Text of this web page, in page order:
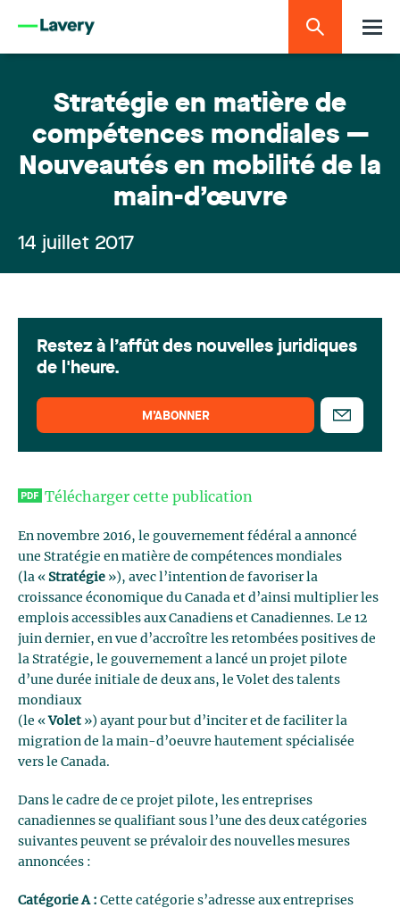
Stratégie en matière de
compétences mondiales —
Nouveautés en mobilité de la
main-d’œuvre
14 juillet 2017
Télécharger cette publication
En novembre 2016, le gouvernement fédéral a annoncé
une Stratégie en matière de compétences mondiales
(la « Stratégie »), avec l’intention de favoriser la
croissance économique du Canada et d’ainsi multiplier les
emplois accessibles aux Canadiens et Canadiennes. Le 12
juin dernier, en vue d’accroître les retombées positives de
la Stratégie, le gouvernement a lancé un projet pilote
d’une durée initiale de deux ans, le Volet des talents
mondiaux
(le « Volet ») ayant pour but d’inciter et de faciliter la
migration de la main-d’oeuvre hautement spécialisée
vers le Canada.
Dans le cadre de ce projet pilote, les entreprises
canadiennes se qualifiant sous l’une des deux catégories
suivantes peuvent se prévaloir des nouvelles mesures
annoncées :
Catégorie A : Cette catégorie s’adresse aux entreprises
Restez à l’affût des nouvelles juridiques
de l'heure.
M’ABONNER